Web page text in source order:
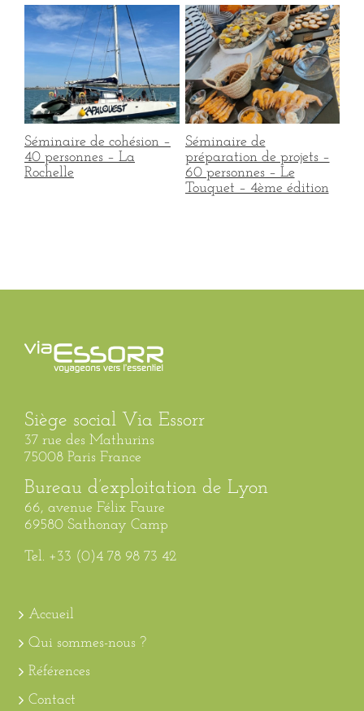
Séminaire de cohésion –
40 personnes – La
Rochelle
Séminaire de
préparation de projets –
60 personnes – Le
Touquet – 4ème édition
Siège social Via Essorr
37 rue des Mathurins
75008 Paris France
Bureau d’exploitation de Lyon
66, avenue Félix Faure
69580 Sathonay Camp
Tel. +33 (0)4 78 98 73 42
Accueil
Qui sommes-nous ?
Références
Contact